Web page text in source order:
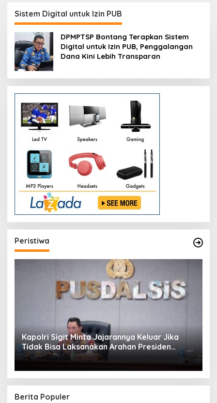
Pabrik Tertua Pupuk
Kaltim
Sistem Digital untuk Izin PUB
DPMPTSP Bontang Terapkan Sistem
Digital untuk Izin PUB, Penggalangan
Dana Kini Lebih Transparan
Peristiwa
Kapolri Sigit Minta Jajarannya Keluar Jika
Tidak Bisa Laksanakan Arahan Presiden
Jokowi
Berita Populer